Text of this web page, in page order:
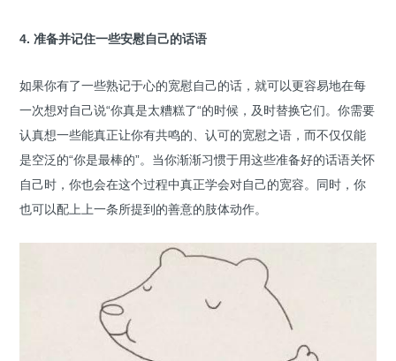
4. 准备并记住一些安慰自己的话语
如果你有了一些熟记于心的宽慰自己的话，就可以更容易地在每
一次想对自己说“你真是太糟糕了“的时候，及时替换它们。你需要
认真想一些能真正让你有共鸣的、认可的宽慰之语，而不仅仅能
是空泛的“你是最棒的”。当你渐渐习惯于用这些准备好的话语关怀
自己时，你也会在这个过程中真正学会对自己的宽容。同时，你
也可以配上上一条所提到的善意的肢体动作。